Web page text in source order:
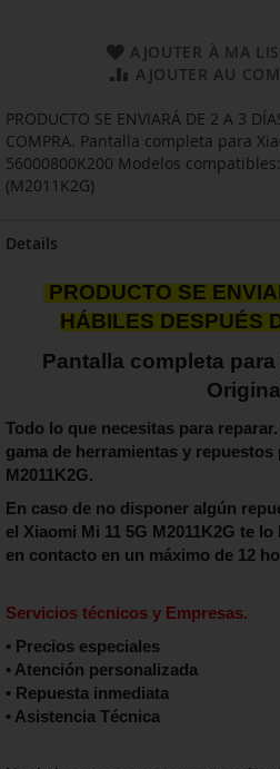
AJOUTER À MA
AJOUTER AU
PRODUCTO SE ENVIARÁ DE 2 A 3
COMPRA. Pantalla completa para
56000800K200 Modelos
(M2011K2G)
Details
PRODUCTO SE
HÁBILES DESPUÉS
Pantalla completa
Todo lo que necesitas para
gama de herramientas y repuestos
M2011K2G.
En caso de no disponer algún
el Xiaomi Mi 11 5G M2011K2G te
en contacto en un máximo de 12
Servicios técnicos y Empresas.
• Precios especiales
• Atención personalizada
• Repuesta inmediata
• Asistencia Técnica